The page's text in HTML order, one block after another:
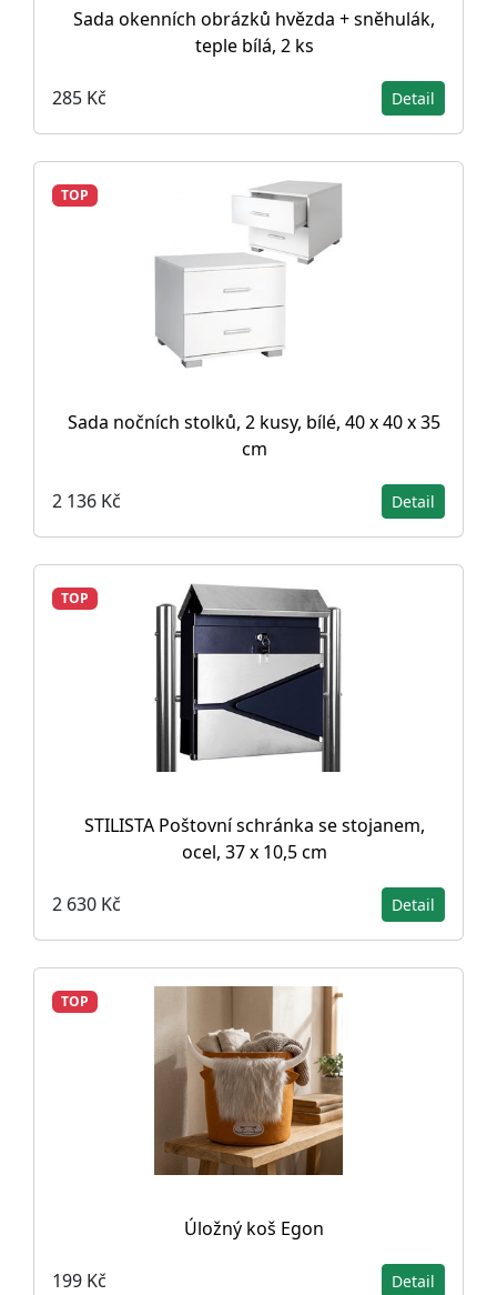
Sada okenních obrázků hvězda + sněhulák,
teple bílá, 2 ks
285 Kč Detail
TOP
Sada nočních stolků, 2 kusy, bílé, 40 x 40 x 35
cm
2 136 Kč Detail
TOP
STILISTA Poštovní schránka se stojanem,
ocel, 37 x 10,5 cm
2 630 Kč Detail
TOP
Úložný koš Egon
199 Kč Detail